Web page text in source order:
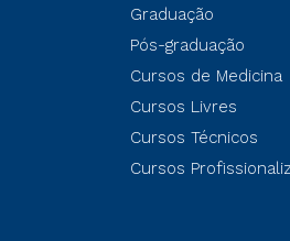
Graduação
Pós-graduação
Cursos de Medicina
Cursos Livres
Cursos Técnicos
Cursos